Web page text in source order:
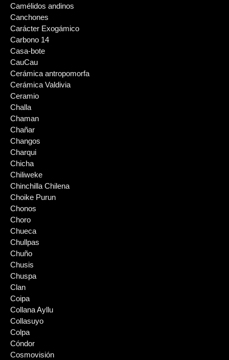
Camélidos andinos
Canchones
Carácter Exogámico
Carbono 14
Casa-bote
CauCau
Cerámica antropomorfa
Cerámica Valdivia
Ceramio
Challa
Chaman
Chañar
Changos
Charqui
Chicha
Chiliweke
Chinchilla Chilena
Choike Purun
Chonos
Choro
Chueca
Chullpas
Chuño
Chusis
Chuspa
Clan
Coipa
Collana Ayllu
Collasuyo
Colpa
Cóndor
Cosmovisión